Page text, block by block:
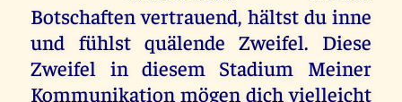
Botschaften vertrauend, hältst du inne
und fühlst quälende Zweifel. Diese
Zweifel in diesem Stadium Meiner
Kommunikation mögen dich vielleicht